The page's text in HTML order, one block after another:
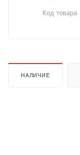
Код товара
НАЛИЧИЕ